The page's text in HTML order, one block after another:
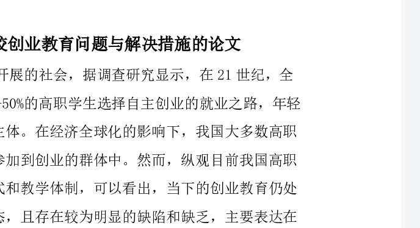
世界范围内有45%—50%的高职学生选择自主创业的就业之路，年轻
人逐渐成为就业的主体。在经济全球化的影响下，我国大多数高职
院校毕业生也逐渐参加到创业的群体中。然而，纵观目前我国高职
大多数高职院校在创业教育的定位上存在较为明显的创业定位
不明确现象，教师和学校对学生创业教育的设计和规划相对较少，